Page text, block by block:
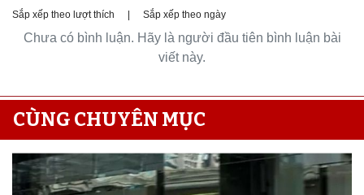
Sắp xếp theo lượt thích Sắp xếp theo ngày
Chưa có bình luận. Hãy là người đầu tiên bình luận bài
viết này.
CÙNG CHUYÊN MỤC